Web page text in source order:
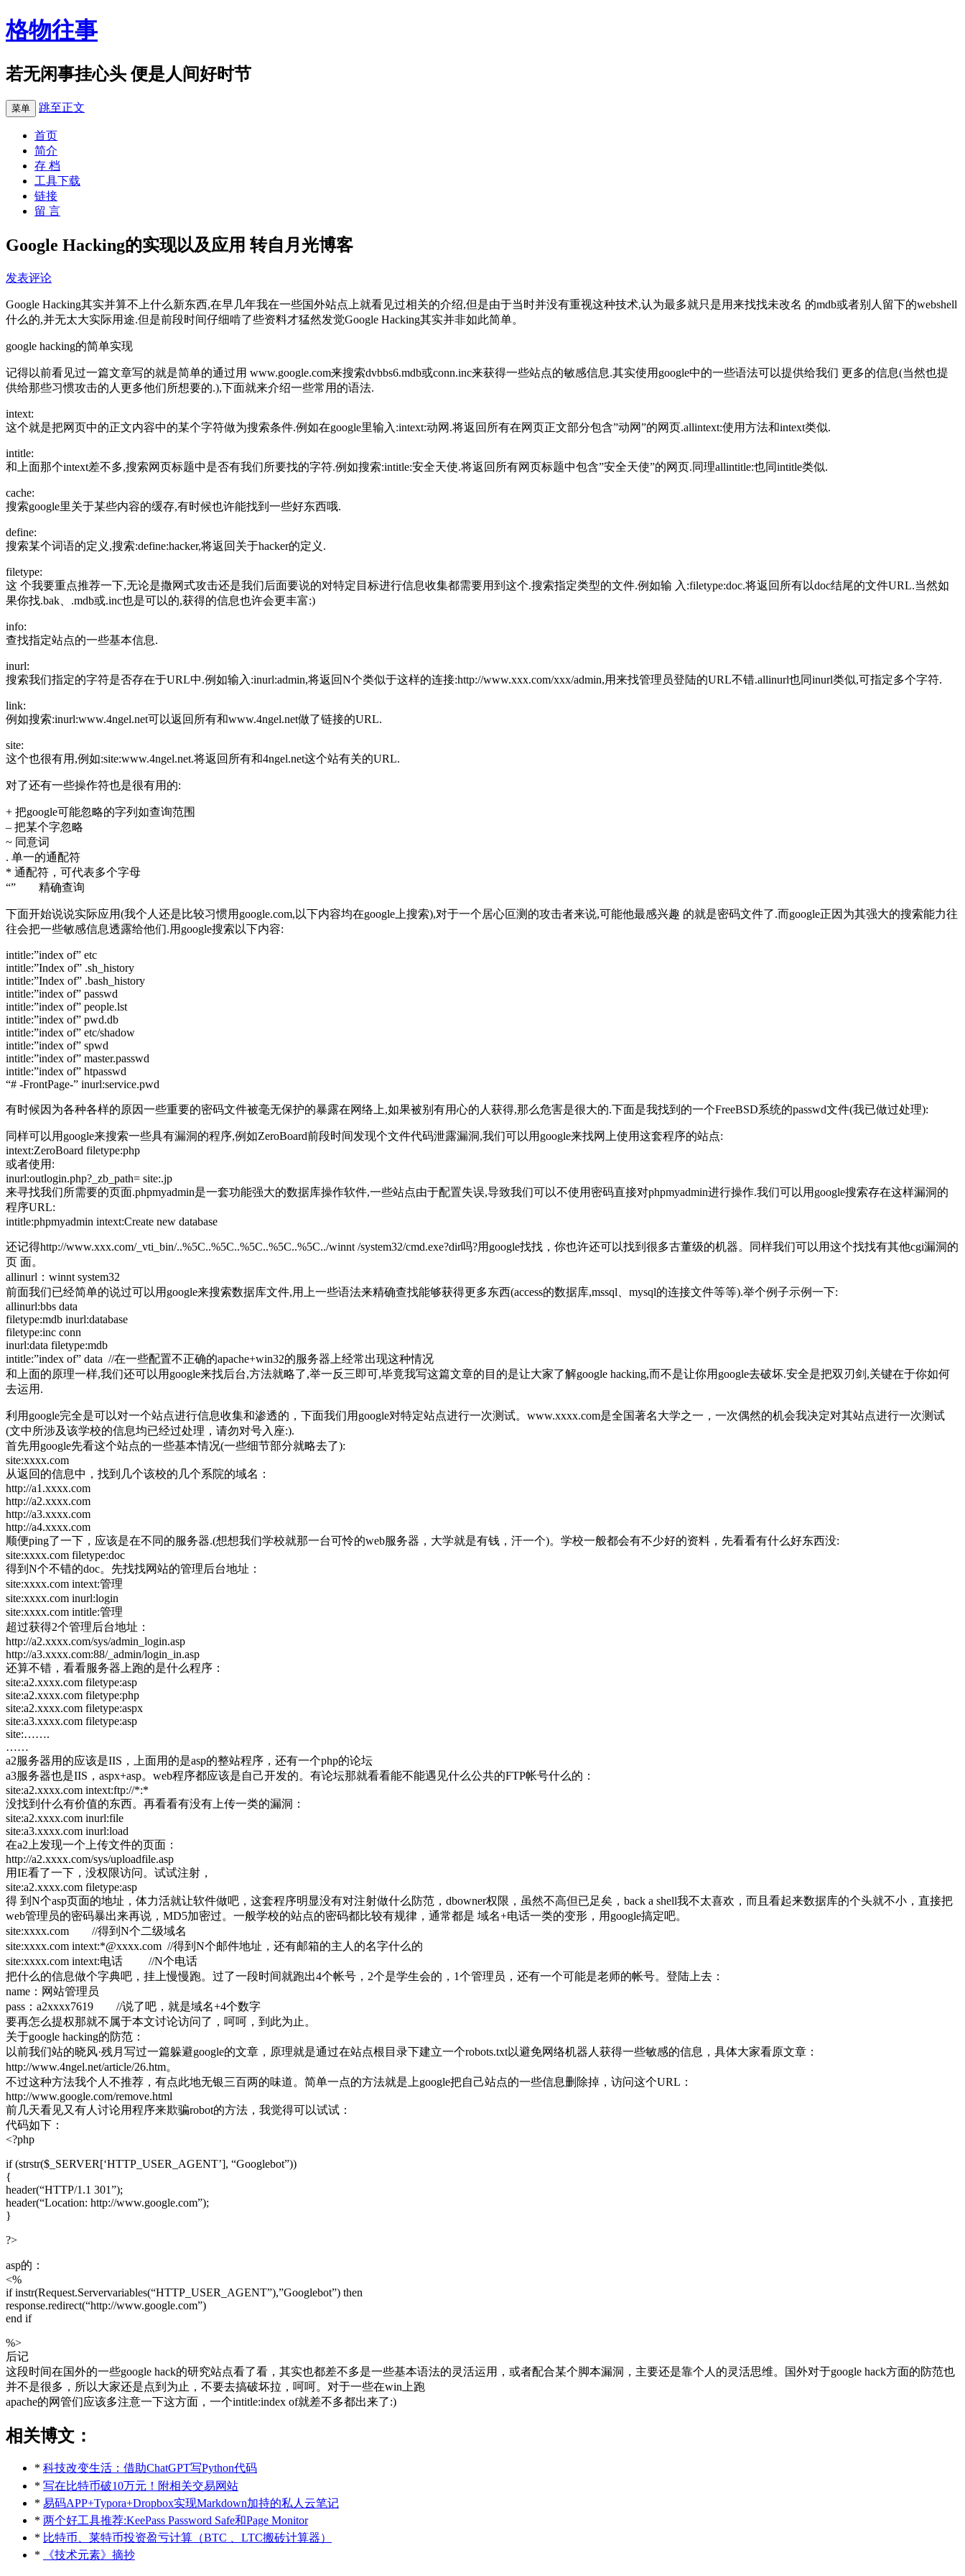
格物往事
若无闲事挂心头 便是人间好时节
菜单 跳至正文
首页
简介
存 档
工具下载
链接
留 言
Google Hacking的实现以及应用 转自月光博客
发表评论
Google Hacking其实并算不上什么新东西,在早几年我在一些国外站点上就看见过相关的介绍,但是由于当时并没有重视这种技术,认为最多就只是用来找找未改名 的mdb或者别人留下的webshell
什么的,并无太大实际用途.但是前段时间仔细啃了些资料才猛然发觉Google Hacking其实并非如此简单。
google hacking的简单实现
记得以前看见过一篇文章写的就是简单的通过用 www.google.com来搜索dvbbs6.mdb或conn.inc来获得一些站点的敏感信息.其实使用google中的一些语法可以提供给我们 更多的信息(当然也提
供给那些习惯攻击的人更多他们所想要的.),下面就来介绍一些常用的语法.
intext:
这个就是把网页中的正文内容中的某个字符做为搜索条件.例如在google里输入:intext:动网.将返回所有在网页正文部分包含”动网”的网页.allintext:使用方法和intext类似.
intitle:
和上面那个intext差不多,搜索网页标题中是否有我们所要找的字符.例如搜索:intitle:安全天使.将返回所有网页标题中包含”安全天使”的网页.同理allintitle:也同intitle类似.
cache:
搜索google里关于某些内容的缓存,有时候也许能找到一些好东西哦.
define:
搜索某个词语的定义,搜索:define:hacker,将返回关于hacker的定义.
filetype:
这 个我要重点推荐一下,无论是撒网式攻击还是我们后面要说的对特定目标进行信息收集都需要用到这个.搜索指定类型的文件.例如输 入:filetype:doc.将返回所有以doc结尾的文件URL.当然如
果你找.bak、.mdb或.inc也是可以的,获得的信息也许会更丰富:)
info:
查找指定站点的一些基本信息.
inurl:
搜索我们指定的字符是否存在于URL中.例如输入:inurl:admin,将返回N个类似于这样的连接:http://www.xxx.com/xxx/admin,用来找管理员登陆的URL不错.allinurl也同inurl类似,可指定多个字符.
link:
例如搜索:inurl:www.4ngel.net可以返回所有和www.4ngel.net做了链接的URL.
site:
这个也很有用,例如:site:www.4ngel.net.将返回所有和4ngel.net这个站有关的URL.
对了还有一些操作符也是很有用的:
+ 把google可能忽略的字列如查询范围
– 把某个字忽略
~ 同意词
. 单一的通配符
* 通配符，可代表多个字母
“” 精确查询
下面开始说说实际应用(我个人还是比较习惯用google.com,以下内容均在google上搜索),对于一个居心叵测的攻击者来说,可能他最感兴趣 的就是密码文件了.而google正因为其强大的搜索能力往
往会把一些敏感信息透露给他们.用google搜索以下内容:
intitle:”index of” etc
intitle:”Index of” .sh_history
intitle:”Index of” .bash_history
intitle:”index of” passwd
intitle:”index of” people.lst
intitle:”index of” pwd.db
intitle:”index of” etc/shadow
intitle:”index of” spwd
intitle:”index of” master.passwd
intitle:”index of” htpasswd
“# -FrontPage-” inurl:service.pwd
有时候因为各种各样的原因一些重要的密码文件被毫无保护的暴露在网络上,如果被别有用心的人获得,那么危害是很大的.下面是我找到的一个FreeBSD系统的passwd文件(我已做过处理):
同样可以用google来搜索一些具有漏洞的程序,例如ZeroBoard前段时间发现个文件代码泄露漏洞,我们可以用google来找网上使用这套程序的站点:
intext:ZeroBoard filetype:php
或者使用:
inurl:outlogin.php?_zb_path= site:.jp
来寻找我们所需要的页面.phpmyadmin是一套功能强大的数据库操作软件,一些站点由于配置失误,导致我们可以不使用密码直接对phpmyadmin进行操作.我们可以用google搜索存在这样漏洞的
程序URL:
intitle:phpmyadmin intext:Create new database
还记得http://www.xxx.com/_vti_bin/..%5C..%5C..%5C..%5C..%5C../winnt /system32/cmd.exe?dir吗?用google找找，你也许还可以找到很多古董级的机器。同样我们可以用这个找找有其他cgi漏洞的
页 面。
allinurl：winnt system32
前面我们已经简单的说过可以用google来搜索数据库文件,用上一些语法来精确查找能够获得更多东西(access的数据库,mssql、mysql的连接文件等等).举个例子示例一下:
allinurl:bbs data
filetype:mdb inurl:database
filetype:inc conn
inurl:data filetype:mdb
intitle:”index of” data //在一些配置不正确的apache+win32的服务器上经常出现这种情况
和上面的原理一样,我们还可以用google来找后台,方法就略了,举一反三即可,毕竟我写这篇文章的目的是让大家了解google hacking,而不是让你用google去破坏.安全是把双刃剑,关键在于你如何
去运用.
利用google完全是可以对一个站点进行信息收集和渗透的，下面我们用google对特定站点进行一次测试。www.xxxx.com是全国著名大学之一，一次偶然的机会我决定对其站点进行一次测试
(文中所涉及该学校的信息均已经过处理，请勿对号入座:).
首先用google先看这个站点的一些基本情况(一些细节部分就略去了):
site:xxxx.com
从返回的信息中，找到几个该校的几个系院的域名：
http://a1.xxxx.com
http://a2.xxxx.com
http://a3.xxxx.com
http://a4.xxxx.com
顺便ping了一下，应该是在不同的服务器.(想想我们学校就那一台可怜的web服务器，大学就是有钱，汗一个)。学校一般都会有不少好的资料，先看看有什么好东西没:
site:xxxx.com filetype:doc
得到N个不错的doc。先找找网站的管理后台地址：
site:xxxx.com intext:管理
site:xxxx.com inurl:login
site:xxxx.com intitle:管理
超过获得2个管理后台地址：
http://a2.xxxx.com/sys/admin_login.asp
http://a3.xxxx.com:88/_admin/login_in.asp
还算不错，看看服务器上跑的是什么程序：
site:a2.xxxx.com filetype:asp
site:a2.xxxx.com filetype:php
site:a2.xxxx.com filetype:aspx
site:a3.xxxx.com filetype:asp
site:…….
……
a2服务器用的应该是IIS，上面用的是asp的整站程序，还有一个php的论坛
a3服务器也是IIS，aspx+asp。web程序都应该是自己开发的。有论坛那就看看能不能遇见什么公共的FTP帐号什么的：
site:a2.xxxx.com intext:ftp://*:*
没找到什么有价值的东西。再看看有没有上传一类的漏洞：
site:a2.xxxx.com inurl:file
site:a3.xxxx.com inurl:load
在a2上发现一个上传文件的页面：
http://a2.xxxx.com/sys/uploadfile.asp
用IE看了一下，没权限访问。试试注射，
site:a2.xxxx.com filetype:asp
得 到N个asp页面的地址，体力活就让软件做吧，这套程序明显没有对注射做什么防范，dbowner权限，虽然不高但已足矣，back a shell我不太喜欢，而且看起来数据库的个头就不小，直接把
web管理员的密码暴出来再说，MD5加密过。一般学校的站点的密码都比较有规律，通常都是 域名+电话一类的变形，用google搞定吧。
site:xxxx.com //得到N个二级域名
site:xxxx.com intext:*@xxxx.com //得到N个邮件地址，还有邮箱的主人的名字什么的
site:xxxx.com intext:电话 //N个电话
把什么的信息做个字典吧，挂上慢慢跑。过了一段时间就跑出4个帐号，2个是学生会的，1个管理员，还有一个可能是老师的帐号。登陆上去：
name：网站管理员
pass：a2xxxx7619 //说了吧，就是域名+4个数字
要再怎么提权那就不属于本文讨论访问了，呵呵，到此为止。
关于google hacking的防范：
以前我们站的晓风·残月写过一篇躲避google的文章，原理就是通过在站点根目录下建立一个robots.txt以避免网络机器人获得一些敏感的信息，具体大家看原文章：
http://www.4ngel.net/article/26.htm。
不过这种方法我个人不推荐，有点此地无银三百两的味道。简单一点的方法就是上google把自己站点的一些信息删除掉，访问这个URL：
http://www.google.com/remove.html
前几天看见又有人讨论用程序来欺骗robot的方法，我觉得可以试试：
代码如下：
<?php
if (strstr($_SERVER[‘HTTP_USER_AGENT’], “Googlebot”))
{
header(“HTTP/1.1 301”);
header(“Location: http://www.google.com”);
}
?>
asp的：
<%
if instr(Request.Servervariables(“HTTP_USER_AGENT”),”Googlebot”) then
response.redirect(“http://www.google.com”)
end if
%>
后记
这段时间在国外的一些google hack的研究站点看了看，其实也都差不多是一些基本语法的灵活运用，或者配合某个脚本漏洞，主要还是靠个人的灵活思维。国外对于google hack方面的防范也
并不是很多，所以大家还是点到为止，不要去搞破坏拉，呵呵。对于一些在win上跑
apache的网管们应该多注意一下这方面，一个intitle:index of就差不多都出来了:)
相关博文：
* 科技改变生活：借助ChatGPT写Python代码
* 写在比特币破10万元！附相关交易网站
* 易码APP+Typora+Dropbox实现Markdown加持的私人云笔记
* 两个好工具推荐:KeePass Password Safe和Page Monitor
* 比特币、莱特币投资盈亏计算（BTC 、LTC搬砖计算器）
*
《技术元素》摘抄